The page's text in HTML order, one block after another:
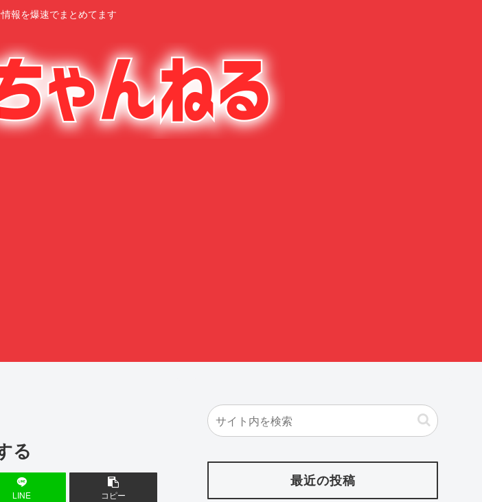
報を爆速でまとめてます
る
LINE コピー
最近の投稿